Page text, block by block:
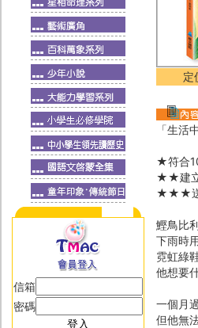
信箱
密碼
定
「生活
★符合
★★建
★★★送
鰹鳥比
下雨時
霓虹綠
他想要
一個月
但他無